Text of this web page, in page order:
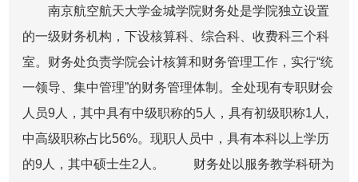
南京航空航天大学金城学院财务处是学院独立设置
的一级财务机构，下设核算科、综合科、收费科三个科
室。财务处负责学院会计核算和财务管理工作，实行“统
一领导、集中管理”的财务管理体制。全处现有专职财会
人员9人，其中具有中级职称的5人，具有初级职称1人,
中高级职称占比56%。现职人员中，具有本科以上学历
的9人，其中硕士生2人。 财务处以服务教学科研为